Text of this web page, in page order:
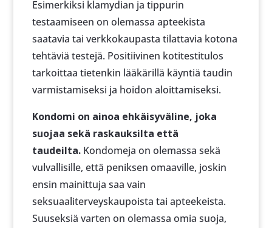
Esimerkiksi klamydian ja tippurin
testaamiseen on olemassa apteekista
saatavia tai verkkokaupasta tilattavia kotona
tehtäviä testejä. Positiivinen kotitestitulos
tarkoittaa tietenkin lääkärillä käyntiä taudin
varmistamiseksi ja hoidon aloittamiseksi.
Kondomi on ainoa ehkäisyväline, joka
suojaa sekä raskauksilta että
taudeilta. Kondomeja on olemassa sekä
vulvallisille, että peniksen omaaville, joskin
ensin mainittuja saa vain
seksuaaliterveyskaupoista tai apteekeista.
Suuseksiä varten on olemassa omia suoja,